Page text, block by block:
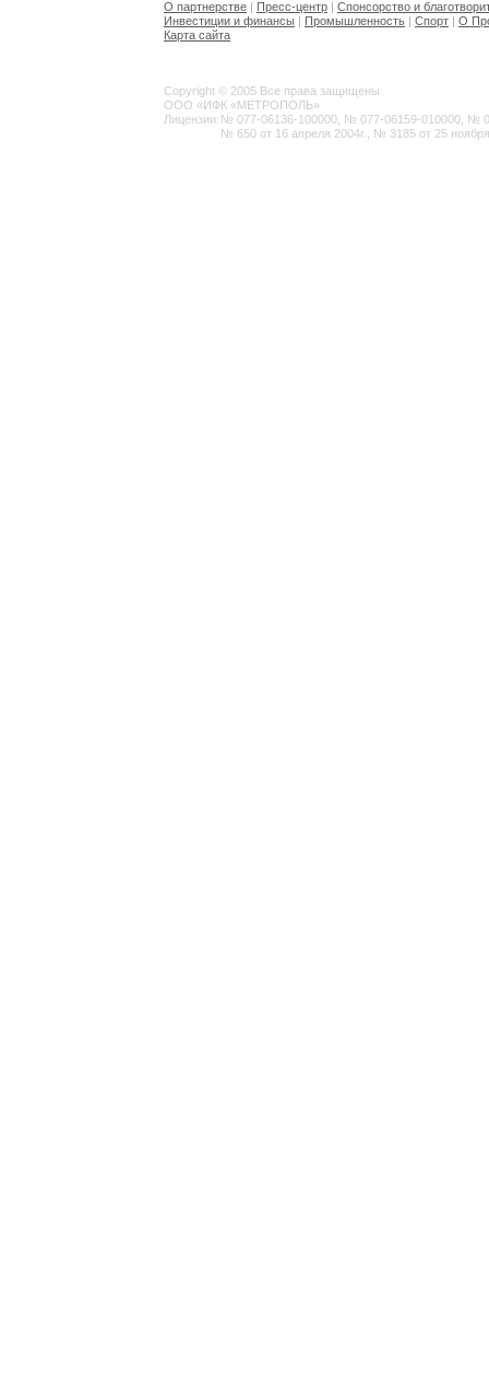
О партнерстве | Пресс-центр | Спонсорство и
Инвестиции и финансы | Промышленность | Спорт | О
Карта сайта
Copyright © 2005 Все права защищены
ООО «ИФК «МЕТРОПОЛЬ»
Лицензии: № 077-06136-100000, № 077-06159-010000, №
№ 650 от 16 апреля 2004г., № 3185 от 25